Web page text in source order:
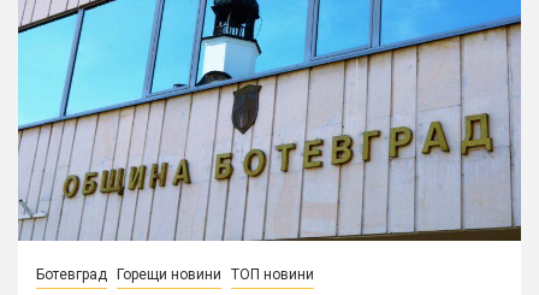
Ботевград Горещи новини ТОП новини